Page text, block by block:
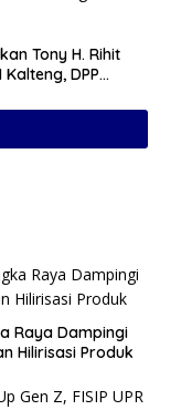
Tony H. Rihit
DPP
Raya Dampingi
Hilirisasi Produk